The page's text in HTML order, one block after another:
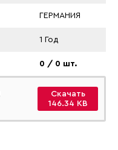
ГЕРМАНИЯ
1 Год
0 / 0 шт.
Скачать
146.34 KB